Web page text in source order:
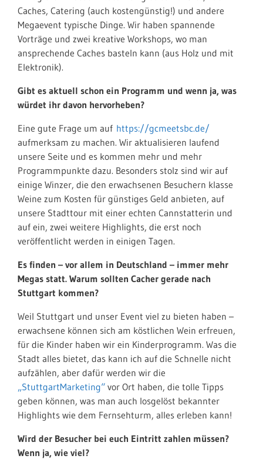
Caches, Catering (auch kostengünstig!) und andere
Megaevent typische Dinge. Wir haben spannende
Vorträge und zwei kreative Workshops, wo man
ansprechende Caches basteln kann (aus Holz und mit
Elektronik).
Gibt es aktuell schon ein Programm und wenn ja, was
würdet ihr davon hervorheben?
Eine gute Frage um auf https://gcmeetsbc.de/
aufmerksam zu machen. Wir aktualisieren laufend
unsere Seite und es kommen mehr und mehr
Programmpunkte dazu. Besonders stolz sind wir auf
einige Winzer, die den erwachsenen Besuchern klasse
Weine zum Kosten für günstiges Geld anbieten, auf
unsere Stadttour mit einer echten Cannstatterin und
auf ein, zwei weitere Highlights, die erst noch
veröffentlicht werden in einigen Tagen.
Es finden – vor allem in Deutschland – immer mehr
Megas statt. Warum sollten Cacher gerade nach
Stuttgart kommen?
Weil Stuttgart und unser Event viel zu bieten haben –
erwachsene können sich am köstlichen Wein erfreuen,
für die Kinder haben wir ein Kinderprogramm. Was die
Stadt alles bietet, das kann ich auf die Schnelle nicht
aufzählen, aber dafür werden wir die
„StuttgartMarketing“ vor Ort haben, die tolle Tipps
geben können, was man auch losgelöst bekannter
Highlights wie dem Fernsehturm, alles erleben kann!
Wird der Besucher bei euch Eintritt zahlen müssen?
Wenn ja, wie viel?